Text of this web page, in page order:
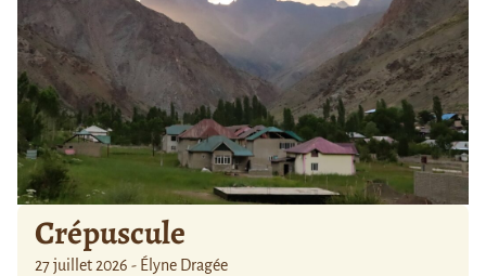
Crépuscule
27 juillet 2026 - Élyne Dragée